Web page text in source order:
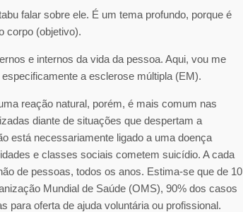
falar sobre ele. É um tema profundo, porque é
corpo (objetivo).
e internos da vida da pessoa. Aqui, vou me
a esclerose múltipla (EM).
reação natural, porém, é mais comum nas
diante de situações que despertam a
está necessariamente ligado a uma doença
e classes sociais cometem suicídio. A cada
de pessoas, todos os anos. Estima-se que de 10
Mundial de Saúde (OMS), 90% dos casos
para oferta de ajuda voluntária ou profissional.